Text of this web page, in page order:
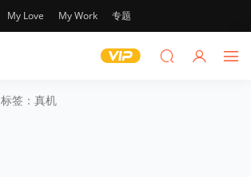
My Love My Work 专题
标签：真机